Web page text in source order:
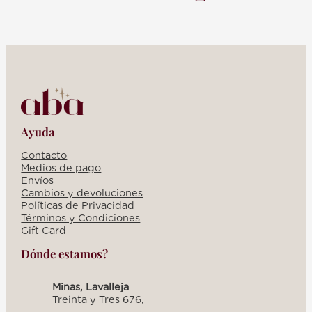
Ayuda
Contacto
Medios de pago
Envíos
Cambios y devoluciones
Políticas de Privacidad
Términos y Condiciones
Gift Card
Dónde estamos?
Minas, Lavalleja
Treinta y Tres 676,